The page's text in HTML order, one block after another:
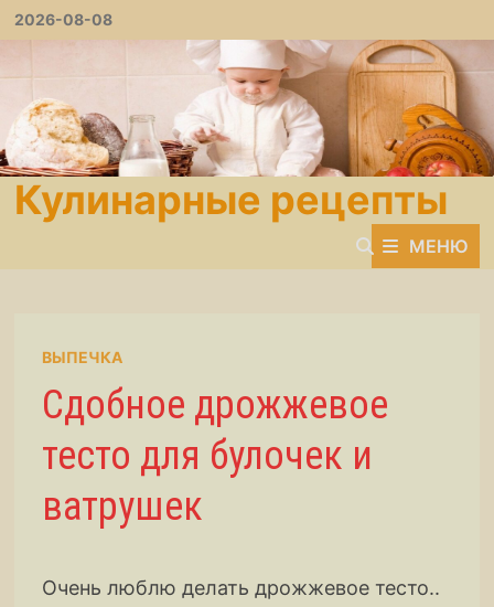
Перейти
содержимому
2026-08-08
Кулинарные рецепты
МЕНЮ
ВЫПЕЧКА
Сдобное дрожжевое
тесто для булочек и
ватрушек
Очень люблю делать дрожжевое тесто..